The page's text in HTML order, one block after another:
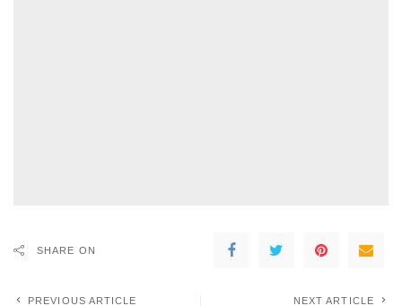
SHARE ON
PREVIOUS ARTICLE NEXT ARTICLE